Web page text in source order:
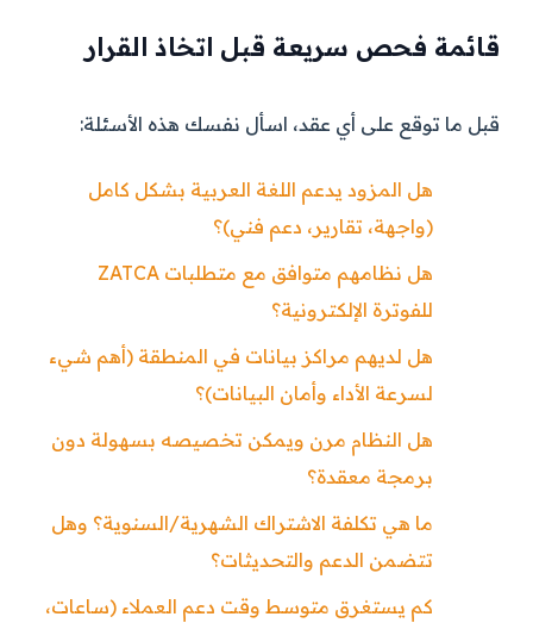
قائمة فحص سريعة قبل اتخاذ القرار
قبل ما توقع على أي عقد، اسأل نفسك هذه الأسئلة:
هل المزود يدعم اللغة العربية بشكل كامل
(واجهة، تقارير، دعم فني)؟
هل نظامهم متوافق مع متطلبات ZATCA
للفوترة الإلكترونية؟
هل لديهم مراكز بيانات في المنطقة (أهم شيء
لسرعة الأداء وأمان البيانات)؟
هل النظام مرن ويمكن تخصيصه بسهولة دون
برمجة معقدة؟
ما هي تكلفة الاشتراك الشهرية/السنوية؟ وهل
تتضمن الدعم والتحديثات؟
كم يستغرق متوسط وقت دعم العملاء (ساعات،